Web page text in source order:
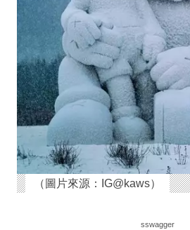
（圖片來源：IG@kaws）
sswagger